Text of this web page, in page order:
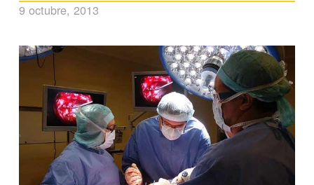
9 octubre, 2013